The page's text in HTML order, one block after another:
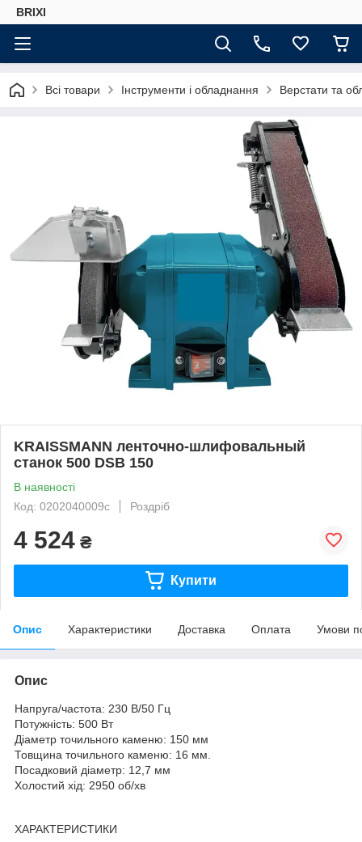
BRIXI
Всі товари Інструменти і обладнання Верстати та
KRAISSMANN ленточно-шлифовальный
станок 500 DSB 150
В наявності
Код: 0202040009c
Роздріб
4 524 ₴
Купити
Опис Характеристики Доставка Оплата Умови
Опис
Напруга/частота: 230 В/50 Гц
Потужність: 500 Вт
Діаметр точильного каменю: 150 мм
Товщина точильного каменю: 16 мм.
Посадковий діаметр: 12,7 мм
Холостий хід: 2950 об/хв
ХАРАКТЕРИСТИКИ